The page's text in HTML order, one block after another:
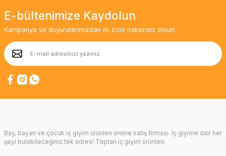
E-bültenimize Kaydolun
Kampanya ve duyurularımızdan ilk sizin haberiniz olsun!
Bay, bayan ve çocuk iç giyim ürünleri online satış firması. İç giyime dair her
şeyi bulabileceğiniz tek adres! Toptan iç giyim ürünleri.